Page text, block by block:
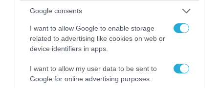
Google consents
I want to allow Google to enable storage
related to advertising like cookies on web or
device identifiers in apps.
I want to allow my user data to be sent to
Google for online advertising purposes.
«Επιχείρηση ελεύθερα πεζοδρόμια» στην
Αθήνα: Απομακρύνθηκαν παράνομα
αντικείμενα από κοινόχρηστους χώρους